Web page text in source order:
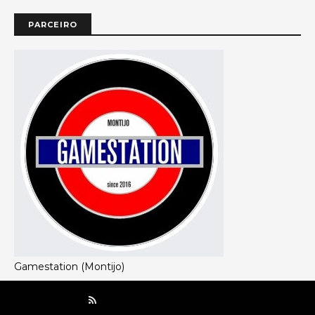
PARCEIRO
Gamestation (Montijo)